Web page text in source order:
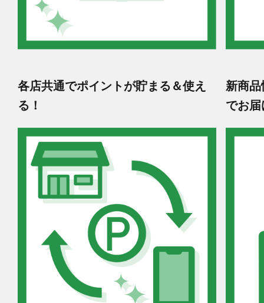
各店共通でポイントが貯まる＆使え
る！
新商
でお届